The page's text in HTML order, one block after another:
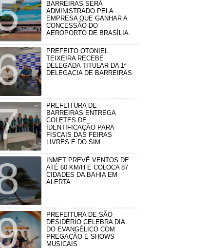
BARREIRAS SERÁ
ADMINISTRADO PELA
EMPRESA QUE GANHAR A
CONCESSÃO DO
AEROPORTO DE BRASÍLIA.
PREFEITO OTONIEL
TEIXEIRA RECEBE
DELEGADA TITULAR DA 1ª
DELEGACIA DE BARREIRAS
PREFEITURA DE
BARREIRAS ENTREGA
COLETES DE
IDENTIFICAÇÃO PARA
FISCAIS DAS FEIRAS
LIVRES E DO SIM
INMET PREVÊ VENTOS DE
ATÉ 60 KM/H E COLOCA 87
CIDADES DA BAHIA EM
ALERTA
PREFEITURA DE SÃO
DESIDÉRIO CELEBRA DIA
DO EVANGÉLICO COM
PREGAÇÃO E SHOWS
MUSICAIS